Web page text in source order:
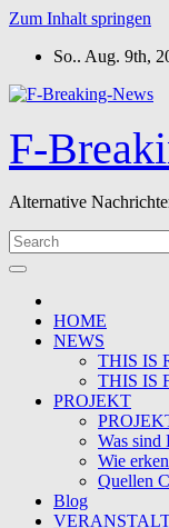
Zum Inhalt springen
So.. Aug. 9th,
F-
Alternative
HOME
NEWS
THIS IS
THIS IS
PROJEKT
Was sind
Wie
Quellen
Blog